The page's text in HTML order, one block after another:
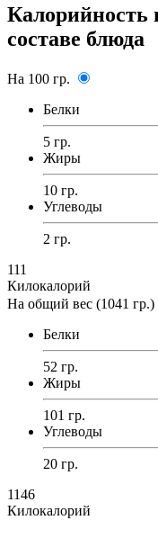
Калорийность
составе блюда
На 100 гр.
Белки
5 гр.
Жиры
10 гр.
Углеводы
2 гр.
111
Килокалорий
На общий вес (1041 гр.)
Белки
52 гр.
Жиры
101 гр.
Углеводы
20 гр.
1146
Килокалорий